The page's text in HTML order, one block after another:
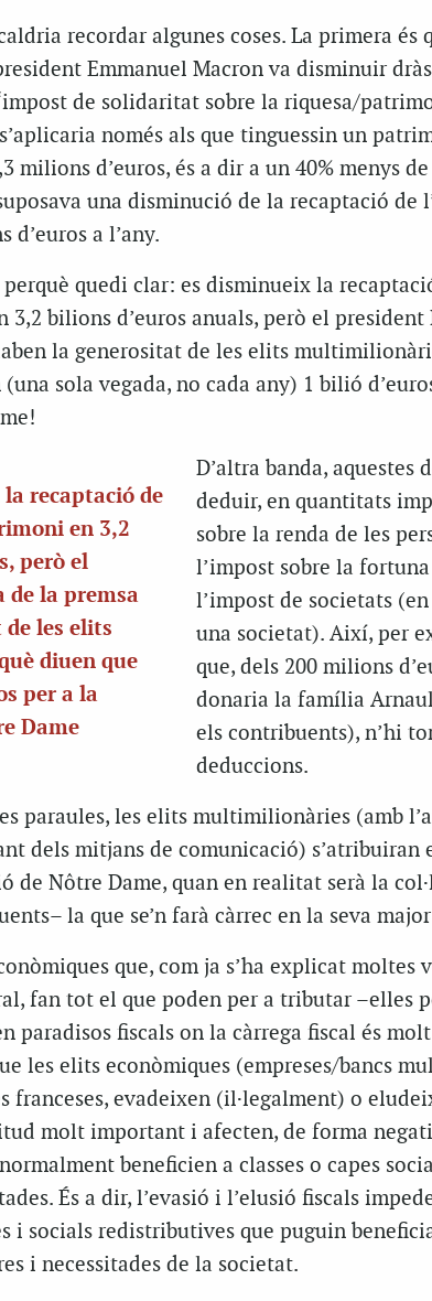
recordar algunes coses. La primera és
Emmanuel Macronva disminuir
de solidaritat sobre la riquesa/
s’aplicaria només als que tinguessin un
milions d’euros, és a dir a un 40% menys
una disminució de la recaptació de
d’euros a l’any.
quedi clar: es disminueix la
3,2 bilions d’euros anuals, però el president
la generositat de les elits
(una sola vegada, no cada any) 1 bilió
!
recaptació de
en 3,2
però el
la premsa
les elits
diuen que
per a la
Dame
D’altra banda, aquestes
deduir, en quantitats
sobre la renda de les
l’impost sobre la
l’impost de societats
una societat). Així, per
que, dels 200 milions
donaria la família
els contribuents), n’hi
deduccions.
paraules, les elits multimilionàries (amb
dels mitjans de comunicació) s’atribuiran
de Nôtre Dame, quan en realitat serà la
la que se’n farà càrrec en la seva
que, com ja s’ha explicat moltes
fan tot el que poden per a tributar –elles
paradisos fiscals on la càrrega fiscal és
les elits econòmiques (empreses/bancs
franceses, evadeixen (il·legalment) o
molt important i afecten, de forma
beneficien a classes o capes
És a dir, l’evasió i l’elusió fiscals
i socials redistributives que puguin
i necessitades de la societat.